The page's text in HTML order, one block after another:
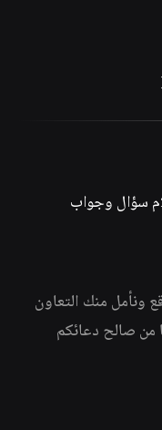
سؤال وجواب
ونأمل منك التعاون
من صالح دعائكم